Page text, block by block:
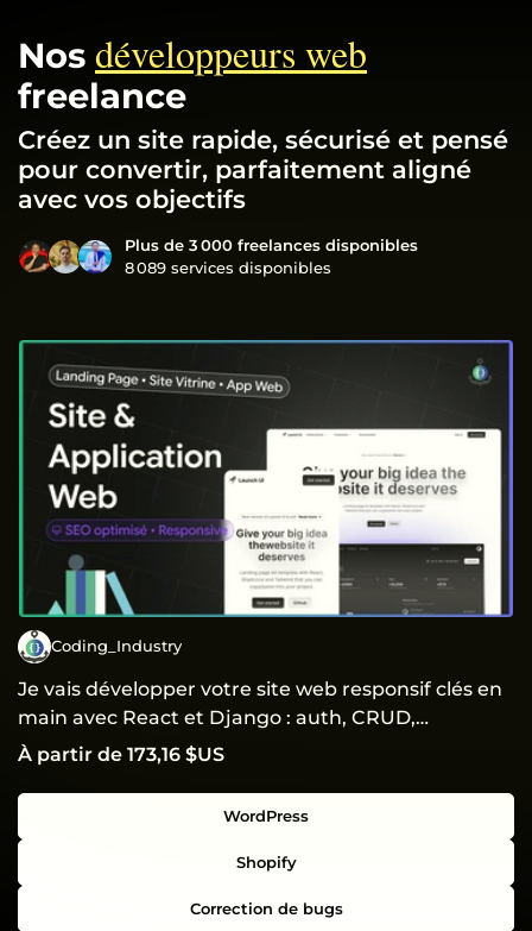
Nos développeurs web
freelance
Créez un site rapide, sécurisé et pensé
pour convertir, parfaitement aligné
avec vos objectifs
Plus de 3 000 freelances disponibles
8 089 services disponibles
Coding_Industry
Je vais développer votre site web responsif clés en
main avec React et Django : auth, CRUD,
déploiement
À partir de 173,16 $US
WordPress
Shopify
Correction de bugs